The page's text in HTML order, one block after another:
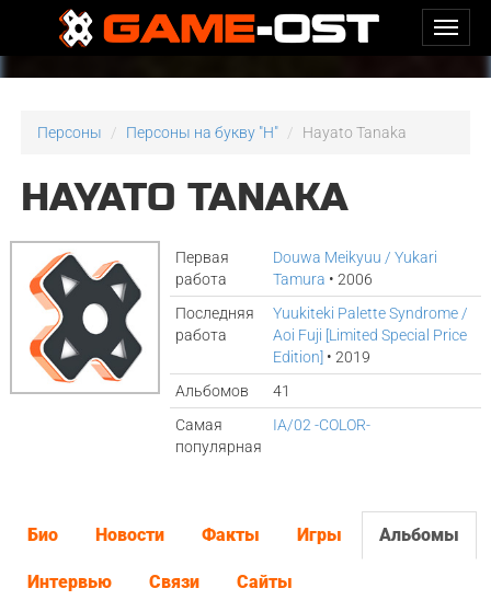
Персоны Персоны на букву "H" Hayato Tanaka
HAYATO TANAKA
Первая
работа
Douwa Meikyuu / Yukari
Tamura • 2006
Последняя
работа
Yuukiteki Palette Syndrome /
Aoi Fuji [Limited Special Price
Edition] • 2019
Альбомов
41
Самая
популярная
IA/02 -COLOR-
Био Новости Факты Игры Альбомы
Интервью Связи Сайты